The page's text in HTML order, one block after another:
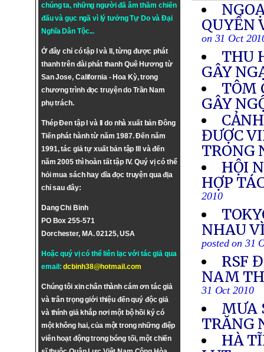
chúng ta, những người đã âm thầm chiến
đấu và gục ngã vì lý tưởngTự DovàĐại
Nghĩa Dân Tộc...
Ở đây chỉ có tập I và II, từng được phát
thanh trên đài phát thanh Quê Hương từ
San Jose, California - Hoa Kỳ, trong
chương trình đọc truyện do Trần Nam
phụ trách.
Thép Đen tập I và II do nhà xuất bản Đông
Tiến phát hành từ năm 1987. Đến năm
1991, tác giả tự xuất bản tập III và đến
năm 2005 thì hoàn tất tập IV. Quý vị có thể
hỏi mua sách hay dĩa đọc truyện qua địa
chỉ sau đây:
Dang Chi Binh
PO Box 255-571
Dorchester, MA. 02125, USA
Hoặc quý vị có thể liên lạc với tác giả qua
email:dcbinh38@hotmail.com
Chúng tôi xin chân thành cám ơn tác giả
và trân trọng giới thiệu đến quý độc giả
và thính giả khắp nơi một bộ hồi ký có
một không hai, của một trong những điệp
viên hoạt động trong bóng tối, một chiến
QUYỀN
on 31 Oct
THU
GÂY
TÔM
GÂY
ĐƯỢC
TRONG
HỘI
HỢP
2010
NHAU
posted on 31
RSF
NAM
31 Oct 2010
MƯA
TRĂNG
HÀ